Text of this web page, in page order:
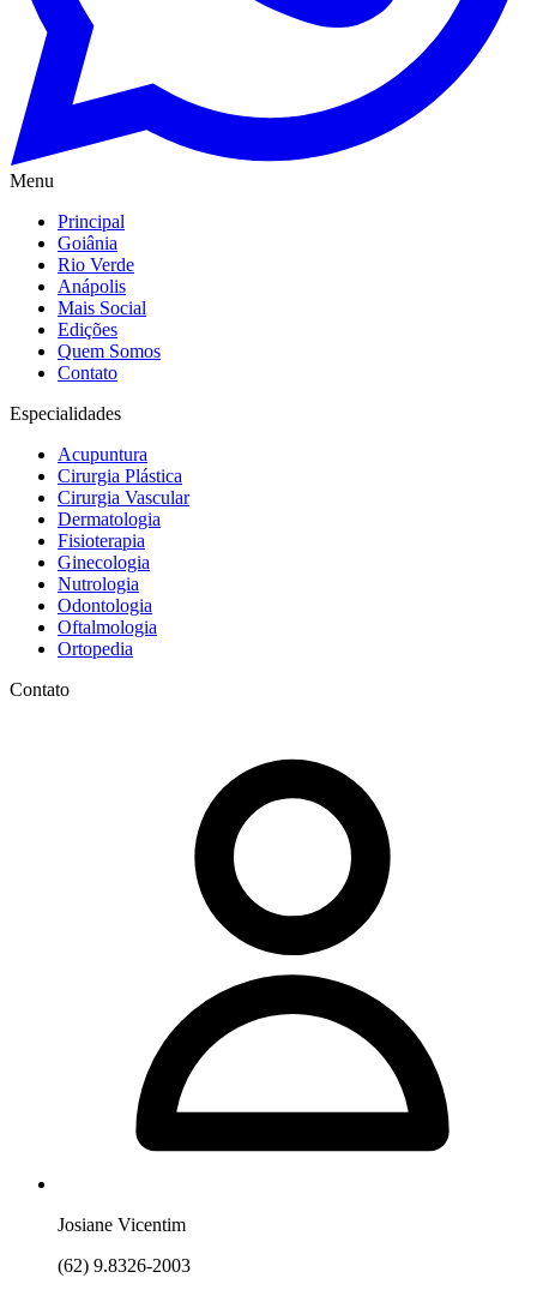
Menu
Principal
Goiânia
Rio Verde
Anápolis
Mais Social
Edições
Quem Somos
Contato
Especialidades
Acupuntura
Cirurgia Plástica
Cirurgia Vascular
Dermatologia
Fisioterapia
Ginecologia
Nutrologia
Odontologia
Oftalmologia
Ortopedia
Contato
Josiane Vicentim
(62) 9.8326-2003